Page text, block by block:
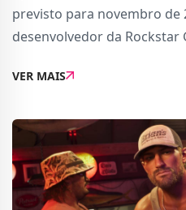
previsto para novembro de
desenvolvedor da
entrevista ao Indy100, Mike
VER MAIS